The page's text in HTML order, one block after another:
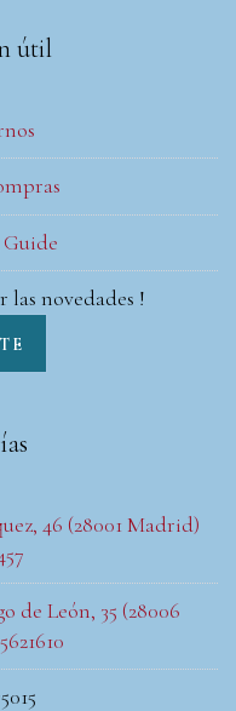
útil
las novedades !
46 (28001 Madrid)
de León, 35 (28006